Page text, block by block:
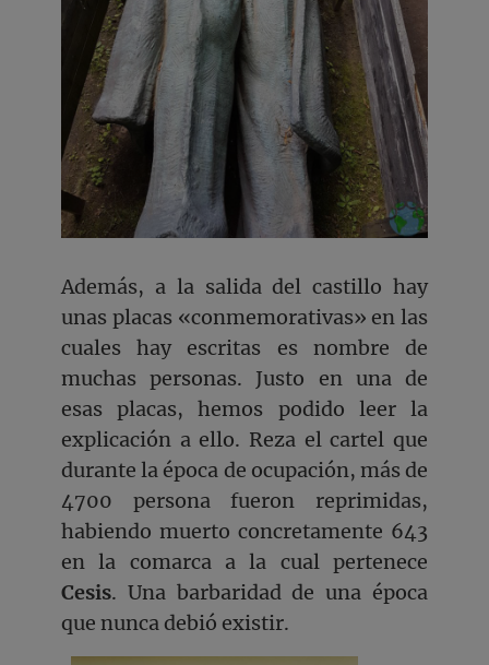
Además, a la salida del castillo hay
unas placas «conmemorativas» en las
cuales hay escritas es nombre de
muchas personas. Justo en una de
esas placas, hemos podido leer la
explicación a ello. Reza el cartel que
durante la época de ocupación, más de
4700 persona fueron reprimidas,
habiendo muerto concretamente 643
en la comarca a la cual pertenece
Cesis. Una barbaridad de una época
que nunca debió existir.